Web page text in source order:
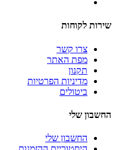
שירות לקוחות
צרו קשר
מפת האתר
תקנון
מדיניות הפרטיות
ביטולים
החשבון שלי
החשבון שלי